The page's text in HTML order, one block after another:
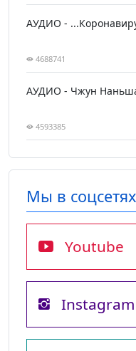
АУДИО -
4688741
АУДИО - Чжун
4593385
Мы в соцсетях
Youtube
Instagram